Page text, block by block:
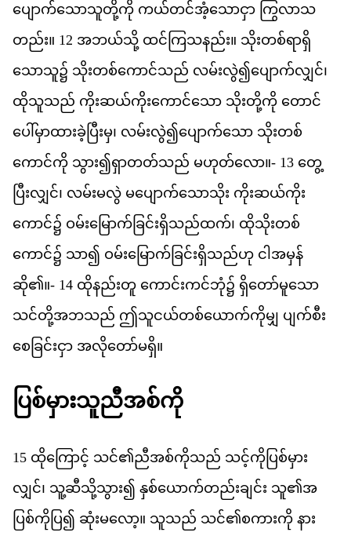
ပကသသတက ကယတငအသင ကလသ
တည်း။ 12 အဘယသ ထင ကသနည်း။ သတစရရ
သသူ၌ သတစကငသည လမလွဲ၍​ပကလင်၊
ထသသည ကဆယကကငသ သတက တင
ပ မထခ ပမှ၊ လမလွဲ၍​ပကသ သတစ
ကငက သွား၍​ရတတသည မဟတလော။- 13 တ
ပလင်၊ လမမလ မပကသသ ကဆယက
ကင်၌ ဝမမက ခငရသညထက်၊ ထသတစ
ကင်၌ သာ၍ ဝမမက ခငရသညဟ င အမန
ဆို၏။- 14 ထနညတ ကငကငဘုံ၌ ရတမသ
သငတအဘသည ဤသငယတစယကကမ ပကစ
စ ခငင အလတမရှိ။
ပစမသညအစက
15 ထကင သင်၏​ညအစကသည သငက ပစမ
လင်၊ သဆသသွား၍ နစယကတညခင သူ၏​အ
ပစက ပြ၍ ဆမလော့။ သသည သင်၏​စကက န